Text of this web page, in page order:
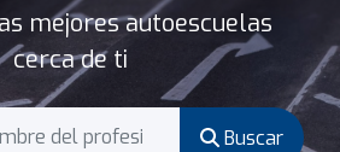
mejores autoescuelas
cerca de ti
Buscar